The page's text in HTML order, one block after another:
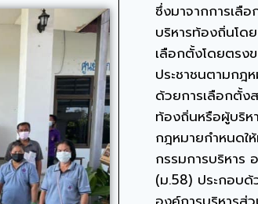
ซึ่งมาจากการเลื
บริหารท้องถิ่นโด
เลือกตั้งโดยตรง
ประชาชนตามกฎ
ด้วยการเลือกตั้ง
ท้องถิ่นหรือผู้บริห
กฎหมายกำหนดใ
กรรมการบริหาร
(ม.58) ประกอบ